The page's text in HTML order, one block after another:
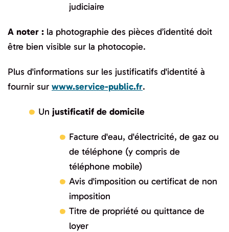
judiciaire
A noter : la photographie des pièces d’identité doit
être bien visible sur la photocopie.
Plus d'informations sur les justificatifs d'identité à
fournir sur www.service-public.fr.
Un justificatif de domicile
Facture d'eau, d'électricité, de gaz ou
de téléphone (y compris de
téléphone mobile)
Avis d'imposition ou certificat de non
imposition
Titre de propriété ou quittance de
loyer